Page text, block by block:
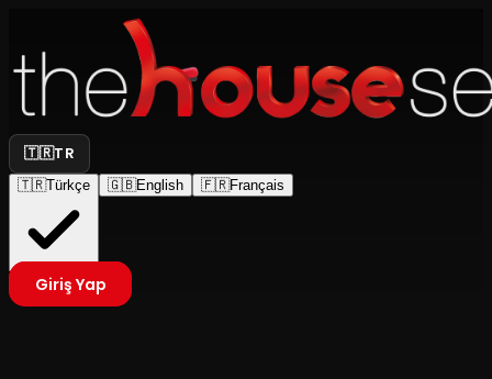
🇹🇷TR
🇹🇷Türkçe 🇬🇧English 🇫🇷Français
Giriş Yap